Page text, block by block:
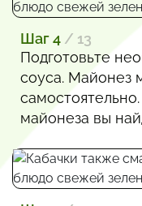
Шаг 4 / 13
Подготовьте
соуса. Майонез
майонеза вы